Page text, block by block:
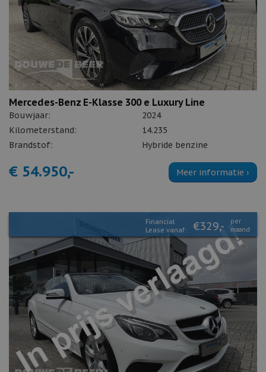
Mercedes-Benz E-Klasse 300 e Luxury Line
Bouwjaar:
2024
Kilometerstand:
14.235
Brandstof:
Hybride benzine
€ 54.950,- Meer informatie ›
Financial
Lease vanaf:
€329,-
per
maand